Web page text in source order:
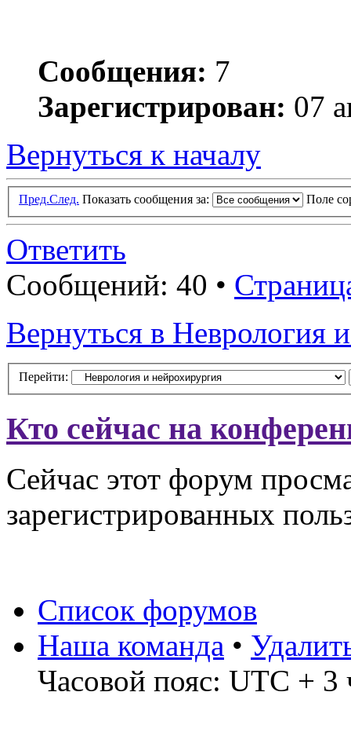
Сообщения: 7
Зарегистрирован: 07
Вернуться к началу
Пред.След. Показать сообщения за: Поле
Ответить
Сообщений: 40 •
Вернуться в Неврология
Перейти:
Кто сейчас на
Сейчас этот форум
зарегистрированных
Список форумов
Наша команда •
Часовой пояс: UTC + 3